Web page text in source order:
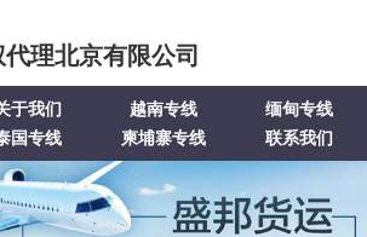
理北京有限公司
于我们 越南专线
缅甸专线
国专线 柬埔寨专线 联系我们